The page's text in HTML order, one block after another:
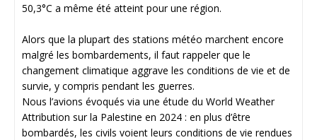
50,3°C a même été atteint pour une région.
Alors que la plupart des stations météo marchent encore
malgré les bombardements, il faut rappeler que le
changement climatique aggrave les conditions de vie et de
survie, y compris pendant les guerres.
Nous l’avions évoqués via une étude du World Weather
Attribution sur la Palestine en 2024 : en plus d’être
bombardés, les civils voient leurs conditions de vie rendues